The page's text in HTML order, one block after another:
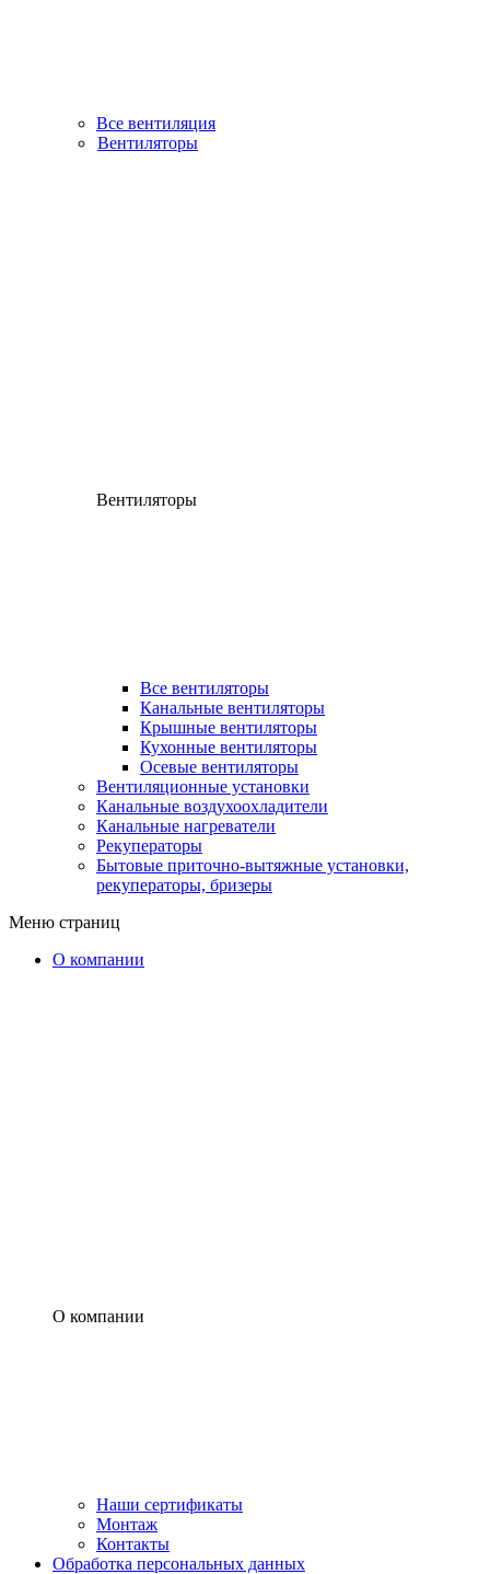
Все вентиляция
Вентиляторы
Вентиляторы
Все вентиляторы
Канальные вентиляторы
Крышные вентиляторы
Кухонные вентиляторы
Осевые вентиляторы
Вентиляционные установки
Канальные воздухоохладители
Канальные нагреватели
Рекуператоры
Бытовые приточно-вытяжные установки,
рекуператоры, бризеры
Меню страниц
О компании
О компании
Наши сертификаты
Монтаж
Контакты
Обработка персональных данных